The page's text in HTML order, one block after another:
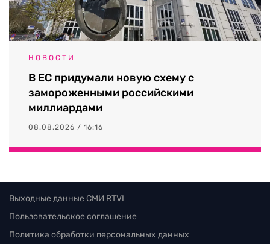
НОВОСТИ
В ЕС придумали новую схему с
замороженными российскими
миллиардами
08.08.2026 / 16:16
Выходные данные СМИ RTVI
Пользовательское соглашение
Политика обработки персональных данных